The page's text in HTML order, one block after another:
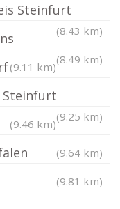
Steinfurt
(8.43 km)
(8.49 km)
(9.11 km)
Steinfurt
(9.25 km)
(9.46 km)
(9.64 km)
(9.81 km)